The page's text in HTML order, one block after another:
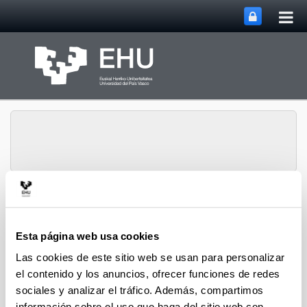
Esta página web usa cookies
Las cookies de este sitio web se usan para personalizar
el contenido y los anuncios, ofrecer funciones de redes
sociales y analizar el tráfico. Además, compartimos
Grupo de Investigación
Diseño de sistemas avanzados
de reacción - Capítulos de